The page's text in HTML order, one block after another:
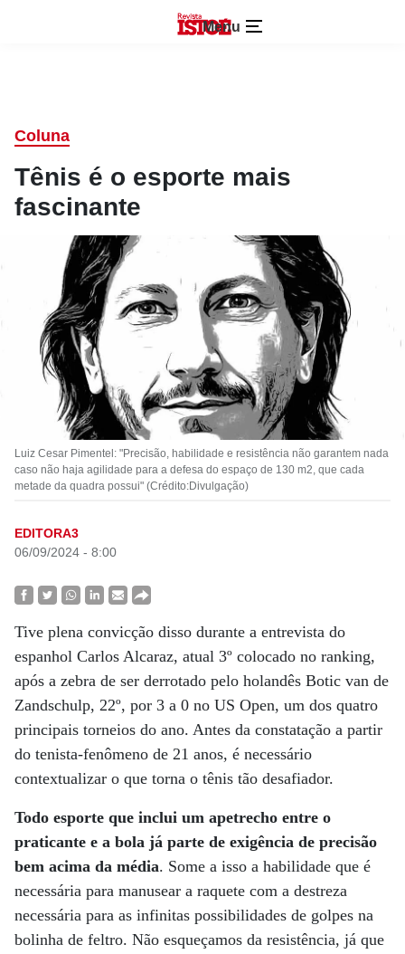
Menu
Coluna
Tênis é o esporte mais
fascinante
Luiz Cesar Pimentel: "Precisão, habilidade e resistência não garantem nada
caso não haja agilidade para a defesa do espaço de 130 m2, que cada
metade da quadra possui" (Crédito:Divulgação)
EDITORA3
06/09/2024 - 8:00
Tive plena convicção disso durante a entrevista do
espanhol Carlos Alcaraz, atual 3º colocado no ranking,
após a zebra de ser derrotado pelo holandês Botic van de
Zandschulp, 22º, por 3 a 0 no US Open, um dos quatro
principais torneios do ano. Antes da constatação a partir
do tenista-fenômeno de 21 anos, é necessário
contextualizar o que torna o tênis tão desafiador.
Todo esporte que inclui um apetrecho entre o
praticante e a bola já parte de exigência de precisão
bem acima da média. Some a isso a habilidade que é
necessária para manusear a raquete com a destreza
necessária para as infinitas possibilidades de golpes na
bolinha de feltro. Não esqueçamos da resistência, já que